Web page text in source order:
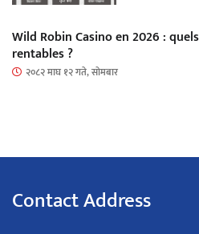
Wild Robin Casino en 2026 :
rentables ?
२०८२ माघ १२ गते, सोमबार
Contact Address